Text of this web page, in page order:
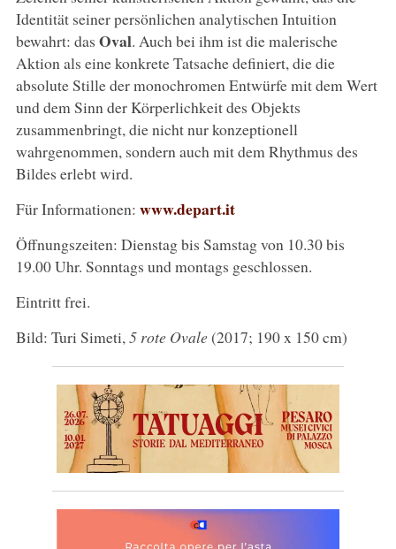
Identität seiner persönlichen analytischen Intuition
bewahrt: das Oval. Auch bei ihm ist die malerische
Aktion als eine konkrete Tatsache definiert, die die
absolute Stille der monochromen Entwürfe mit dem Wert
und dem Sinn der Körperlichkeit des Objekts
zusammenbringt, die nicht nur konzeptionell
wahrgenommen, sondern auch mit dem Rhythmus des
Bildes erlebt wird.
Für Informationen: www.depart.it
Öffnungszeiten: Dienstag bis Samstag von 10.30 bis
19.00 Uhr. Sonntags und montags geschlossen.
Eintritt frei.
Bild: Turi Simeti, 5 rote Ovale(2017; 190 x 150 cm)